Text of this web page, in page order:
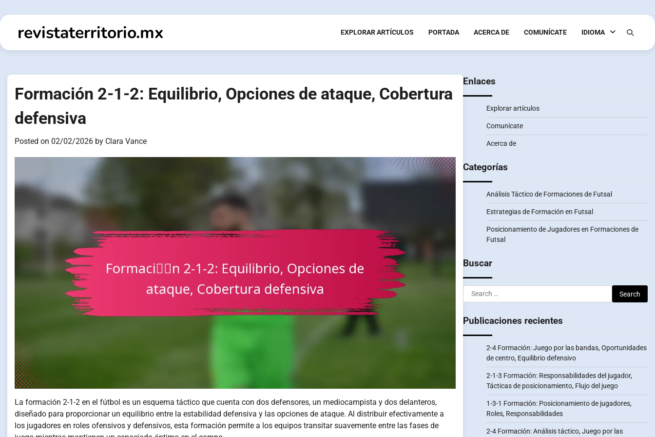
to
contentrevistaterritorio.mx EXPLORAR ARTÍCULOS PORTADA ACERCA DE COMUNÍCATE IDIOMA
Formación 2-1-2: Equilibrio, Opciones de ataque, Cobertura
defensiva
Posted on 02/02/2026 by Clara Vance
La formación 2-1-2 en el fútbol es un esquema táctico que cuenta con dos defensores, un mediocampista y dos delanteros,
diseñado para proporcionar un equilibrio entre la estabilidad defensiva y las opciones de ataque. Al distribuir efectivamente a
los jugadores en roles ofensivos y defensivos, esta formación permite a los equipos transitar suavemente entre las fases de
Enlaces
Explorar artículos
Comunícate
Acerca de
Categorías
Análisis Táctico de Formaciones de Futsal
Estrategias de Formación en Futsal
Posicionamiento de Jugadores en Formaciones de
Futsal
Buscar
Search
for:
Publicaciones recientes
2-4 Formación: Juego por las bandas, Oportunidades
de centro, Equilibrio defensivo
2-1-3 Formación: Responsabilidades del jugador,
Tácticas de posicionamiento, Flujo del juego
1-3-1 Formación: Posicionamiento de jugadores,
Roles, Responsabilidades
2-4 Formación: Análisis táctico, Juego por las